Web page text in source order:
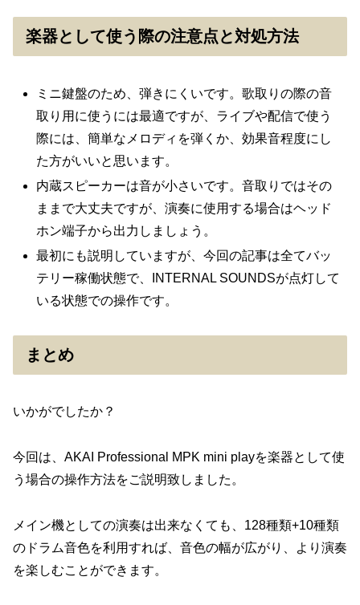
楽器として使う際の注意点と対処方法
ミニ鍵盤のため、弾きにくいです。歌取りの際の音
取り用に使うには最適ですが、ライブや配信で使う
際には、簡単なメロディを弾くか、効果音程度にし
た方がいいと思います。
内蔵スピーカーは音が小さいです。音取りではその
ままで大丈夫ですが、演奏に使用する場合はヘッド
ホン端子から出力しましょう。
最初にも説明していますが、今回の記事は全てバッ
テリー稼働状態で、INTERNAL SOUNDSが点灯して
いる状態での操作です。
まとめ
いかがでしたか？
今回は、AKAI Professional MPK mini playを楽器として使
う場合の操作方法をご説明致しました。
メイン機としての演奏は出来なくても、128種類+10種類
のドラム音色を利用すれば、音色の幅が広がり、より演奏
を楽しむことができます。